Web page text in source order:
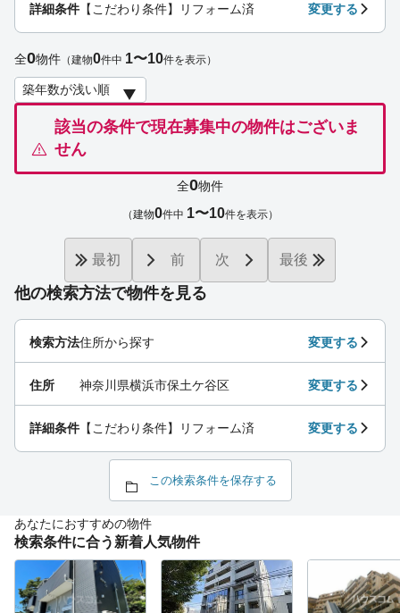
該当の条件で現在募集中の物件はございま
せん
詳細条件 【こだわり条件】リフォーム済 変更する
全0物件 （建物0件中 1〜10件を表示）
他の検索方法で物件を見る
検索方法住所から探す 変更する
住所 神奈川県横浜市保土ケ谷区 変更する
詳細条件 【こだわり条件】リフォーム済 変更する
この検索条件を保存する
全0物件
（建物0件中 1〜10件を表示）
最初 前 次 最後
あなたにおすすめの物件
検索条件に合う新着人気物件